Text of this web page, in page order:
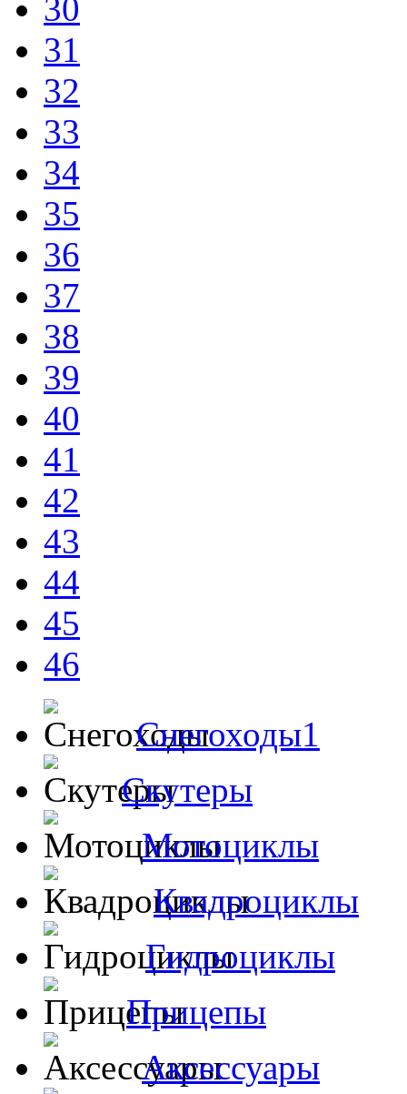
30
31
32
33
34
35
36
37
38
39
40
41
42
43
44
45
46
Снегоходы1
Скутеры
Мотоциклы
Квадроциклы
Гидроциклы
Прицепы
Аксессуары